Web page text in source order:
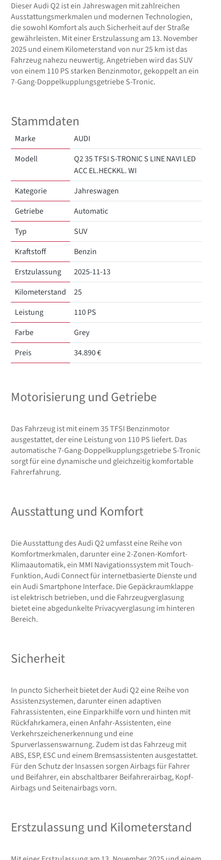
Dieser Audi Q2 ist ein Jahreswagen mit zahlreichen
Ausstattungsmerkmalen und modernen Technologien,
die sowohl Komfort als auch Sicherheit auf der Straße
gewährleisten. Mit einer Erstzulassung am 13. November
2025 und einem Kilometerstand von nur 25 km ist das
Fahrzeug nahezu neuwertig. Angetrieben wird das SUV
von einem 110 PS starken Benzinmotor, gekoppelt an ein
7-Gang-Doppelkupplungsgetriebe S-Tronic.
Stammdaten
Marke
AUDI
Modell
Q2 35 TFSI S-TRONIC S LINE NAVI LED
ACC EL.HECKKL. WI
Kategorie
Jahreswagen
Getriebe
Automatic
Typ
SUV
Kraftstoff
Benzin
Erstzulassung
2025-11-13
Kilometerstand
25
Leistung
110 PS
Farbe
Grey
Preis
34.890 €
Motorisierung und Getriebe
Das Fahrzeug ist mit einem 35 TFSI Benzinmotor
ausgestattet, der eine Leistung von 110 PS liefert. Das
automatische 7-Gang-Doppelkupplungsgetriebe S-Tronic
sorgt für eine dynamische und gleichzeitig komfortable
Fahrerfahrung.
Ausstattung und Komfort
Die Ausstattung des Audi Q2 umfasst eine Reihe von
Komfortmerkmalen, darunter eine 2-Zonen-Komfort-
Klimaautomatik, ein MMI Navigationssystem mit Touch-
Funktion, Audi Connect für internetbasierte Dienste und
ein Audi Smartphone Interface. Die Gepäckraumklappe
ist elektrisch betrieben, und die Fahrzeugverglasung
bietet eine abgedunkelte Privacyverglasung im hinteren
Bereich.
Sicherheit
In puncto Sicherheit bietet der Audi Q2 eine Reihe von
Assistenzsystemen, darunter einen adaptiven
Fahrassistenten, eine Einparkhilfe vorn und hinten mit
Rückfahrkamera, einen Anfahr-Assistenten, eine
Verkehrszeichenerkennung und eine
Spurverlassenswarnung. Zudem ist das Fahrzeug mit
ABS, ESP, ESC und einem Bremsassistenten ausgestattet.
Für den Schutz der Insassen sorgen Airbags für Fahrer
und Beifahrer, ein abschaltbarer Beifahrerairbag, Kopf-
Airbags und Seitenairbags vorn.
Erstzulassung und Kilometerstand